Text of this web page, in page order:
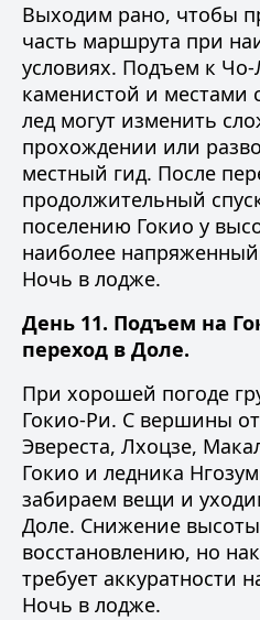
Выходим рано, чтобы
часть маршрута при
условиях. Подъем к Чо-
каменистой и местами
лед могут изменить
прохождении или
местный гид. После
продолжительный
поселению Гокио у
наиболее
Ночь в лодже.
День 11. Подъем на
переход в Доле.
При хорошей погоде
Гокио-Ри. С вершины
Эвереста, Лхоцзе,
Гокио и ледника
забираем вещи и
Доле. Снижение
восстановлению, но
требует аккуратности
Ночь в лодже.